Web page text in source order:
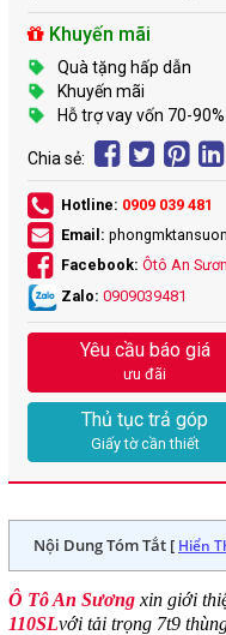
Khuyến mãi
Quà tặng hấp dẫn
Khuyến mãi
Hỗ trợ vay vốn 70-90%
Chia sẻ:
Hotline: 0909 039 481
Email:
Facebook: Ôtô An
Zalo: 0909039481
Yêu cầu báo giá
ưu đãi
Thủ tục trả góp
Giấy tờ cần thiết
Nội Dung Tóm Tắt [ Hiển
Ô Tô An Sương xin giới
110SLvới tải trọng 7t9